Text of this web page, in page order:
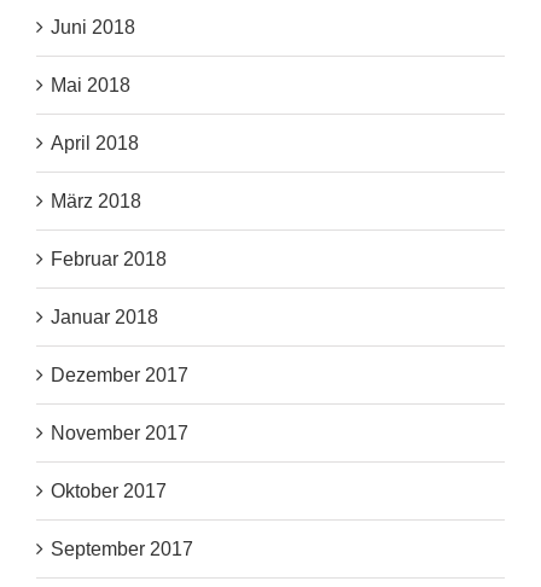
Juni 2018
Mai 2018
April 2018
März 2018
Februar 2018
Januar 2018
Dezember 2017
November 2017
Oktober 2017
September 2017